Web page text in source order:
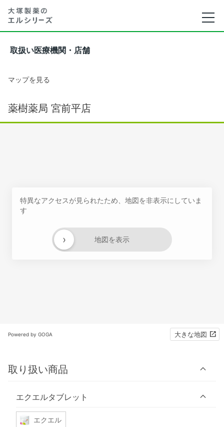
取扱い医療機関・店舗
マップを見る
薬樹薬局 宮前平店
特異なアクセスが見られたため、地図を非表示にしていま
す
地図を表示
›
Powered by GOGA 大きな地図
取り扱い商品
エクエルタブレット
エクエル